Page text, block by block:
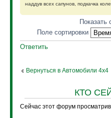
наддув всех сапунов, подкачка
Показать
Поле сортировки
Ответить
Вернуться в Автомобили 4х4
КТО
Сейчас этот форум